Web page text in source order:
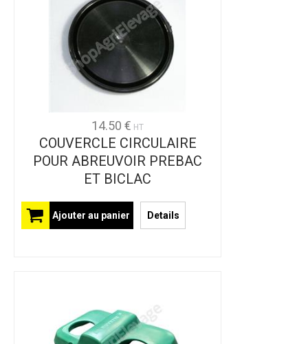
14.50 € HT
COUVERCLE CIRCULAIRE
POUR ABREUVOIR PREBAC
ET BICLAC
Ajouter au panier Details